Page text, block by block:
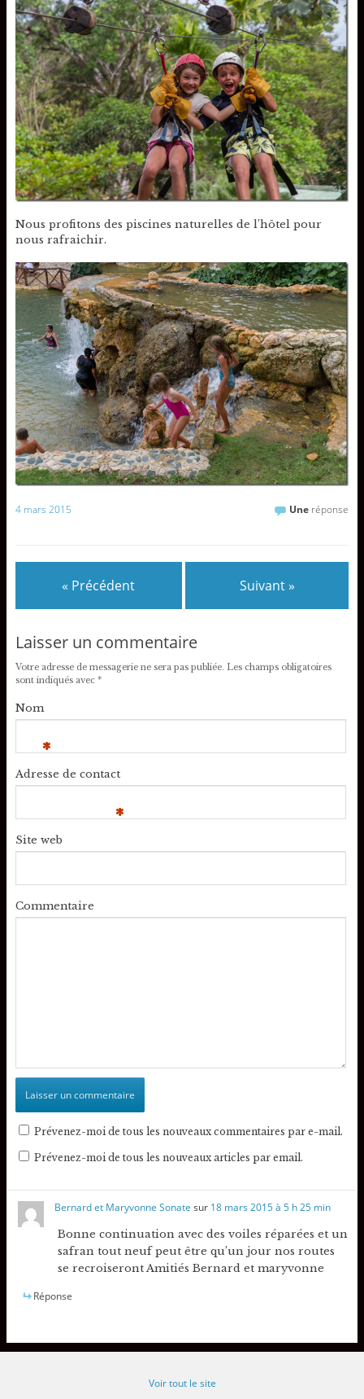
Nous profitons des piscines naturelles de l’hôtel pour
nous rafraichir.
4 mars 2015 Une réponse
« Précédent Suivant »
Laisser un commentaire
Votre adresse de messagerie ne sera pas publiée. Les champs obligatoires
sont indiqués avec *
Nom
*
Adresse de contact
*
Site web
Commentaire
Prévenez-moi de tous les nouveaux commentaires par e-mail.
Prévenez-moi de tous les nouveaux articles par email.
Bernard et Maryvonne Sonate sur 18 mars 2015 à 5 h 25 min
Bonne continuation avec des voiles réparées et un
safran tout neuf peut être qu’un jour nos routes
se recroiseront Amitiés Bernard et maryvonne
Réponse
Voir tout le site